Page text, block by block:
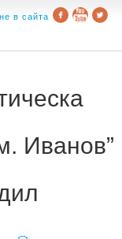
в сайта
Иванов”